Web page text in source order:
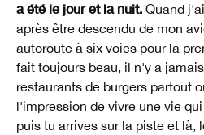
a été le jour et la nuit. Quand
après être descendu de mon
autoroute à six voies pour la
fait toujours beau, il n'y a
restaurants de burgers partout
l'impression de vivre une vie
puis tu arrives sur la piste et là,